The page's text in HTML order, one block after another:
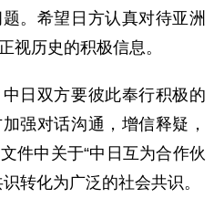
。希望日方认真对待亚洲
视历史的积极信息。
双方要彼此奉行积极的
强对话沟通，增信释疑，
件中关于“中日互为合作伙
转化为广泛的社会共识。